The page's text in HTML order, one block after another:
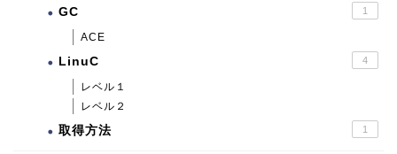
GC 1
ACE
LinuC 4
レベル１
レベル２
取得方法 1